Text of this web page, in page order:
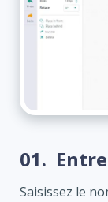
01.
Saisissez le